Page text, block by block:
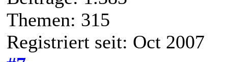
Themen: 315
Registriert seit: Oct 2007